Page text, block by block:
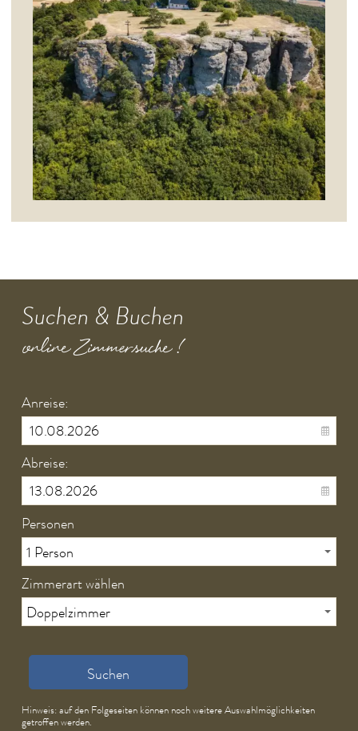
Suchen & Buchen
online Zimmersuche !
Anreise:
Abreise:
Personen
Zimmerart wählen
Suchen
Hinweis: auf den Folgeseiten können noch weitere Auswahlmöglichkeiten
getroffen werden.